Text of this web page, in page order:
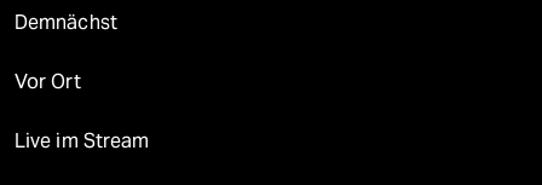
Demnächst
Vor Ort
Live im Stream